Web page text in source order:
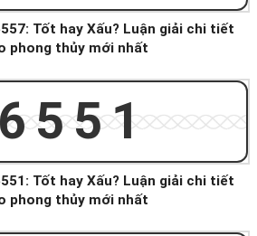
Tốt hay Xấu? Luận giải chi tiết
phong thủy mới nhất
Tốt hay Xấu? Luận giải chi tiết
phong thủy mới nhất